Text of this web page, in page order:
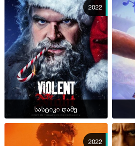
2022
სასტიკი ღამე
2022